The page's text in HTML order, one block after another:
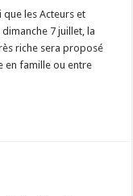
que les Acteurs et
7 juillet, la
riche sera proposé
en famille ou entre